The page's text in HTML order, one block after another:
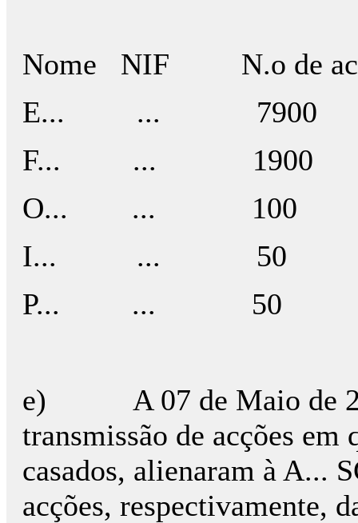
Nome NIF N.o de
E... ... 7900
F... ... 1900
O... ... 100
I... ... 50
P... ... 50
e) A 07 de Maio de
transmissão de acções
casados, alienaram à A...
acções, respectivamente,